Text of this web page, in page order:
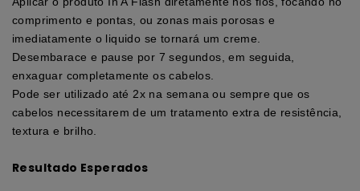
comprimento e pontas, ou zonas mais porosas e
imediatamente o liquido se tornará um creme.
Desembarace e pause por 7 segundos, em seguida,
enxaguar completamente os cabelos.
Pode ser utilizado até 2x na semana ou sempre que os
cabelos necessitarem de um tratamento extra de resistência,
textura e brilho.
Resultado Esperados